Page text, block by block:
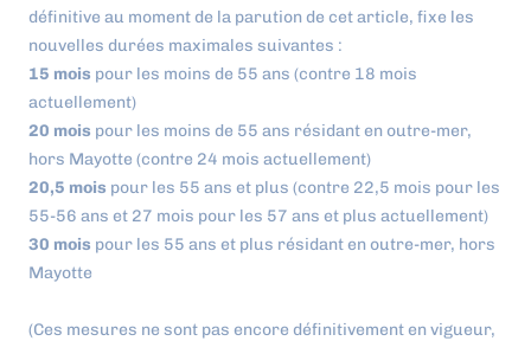
définitive au moment de la parution de cet article, fixe les
nouvelles durées maximales suivantes :
15 mois pour les moins de 55 ans (contre 18 mois
actuellement)
20 mois pour les moins de 55 ans résidant en outre-mer,
hors Mayotte (contre 24 mois actuellement)
20,5 mois pour les 55 ans et plus (contre 22,5 mois pour les
55-56 ans et 27 mois pour les 57 ans et plus actuellement)
30 mois pour les 55 ans et plus résidant en outre-mer, hors
Mayotte
(Ces mesures ne sont pas encore définitivement en vigueur,